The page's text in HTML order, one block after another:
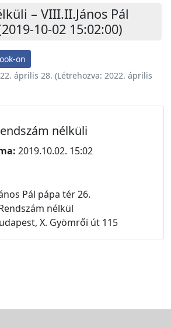
– VIII.II.János Pál
10-02 15:02:00)
on
április 28. (Létrehozva: 2022. április
nélküli
2019.10.02. 15:02
Pál pápa tér 26.
nélkül
X. Gyömrői út 115